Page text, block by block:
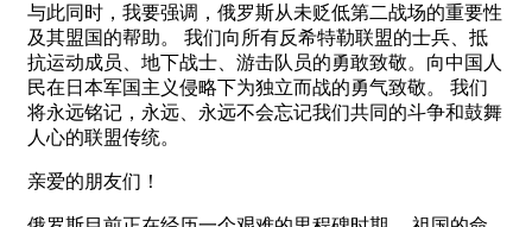
与此同时，我要强调，俄罗斯从未贬低第二战场的重要性
及其盟国的帮助。 我们向所有反希特勒联盟的士兵、抵
抗运动成员、地下战士、游击队员的勇敢致敬。向中国人
民在日本军国主义侵略下为独立而战的勇气致敬。 我们
将永远铭记，永远、永远不会忘记我们共同的斗争和鼓舞
人心的联盟传统。
亲爱的朋友们！